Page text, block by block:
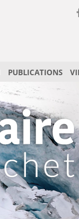
PUBLICATIONS